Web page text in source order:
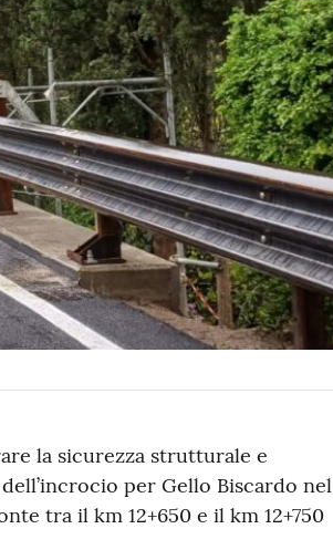
la sicurezza strutturale e
per Gello Biscardo nel
tra il km 12+650 e il km 12+750